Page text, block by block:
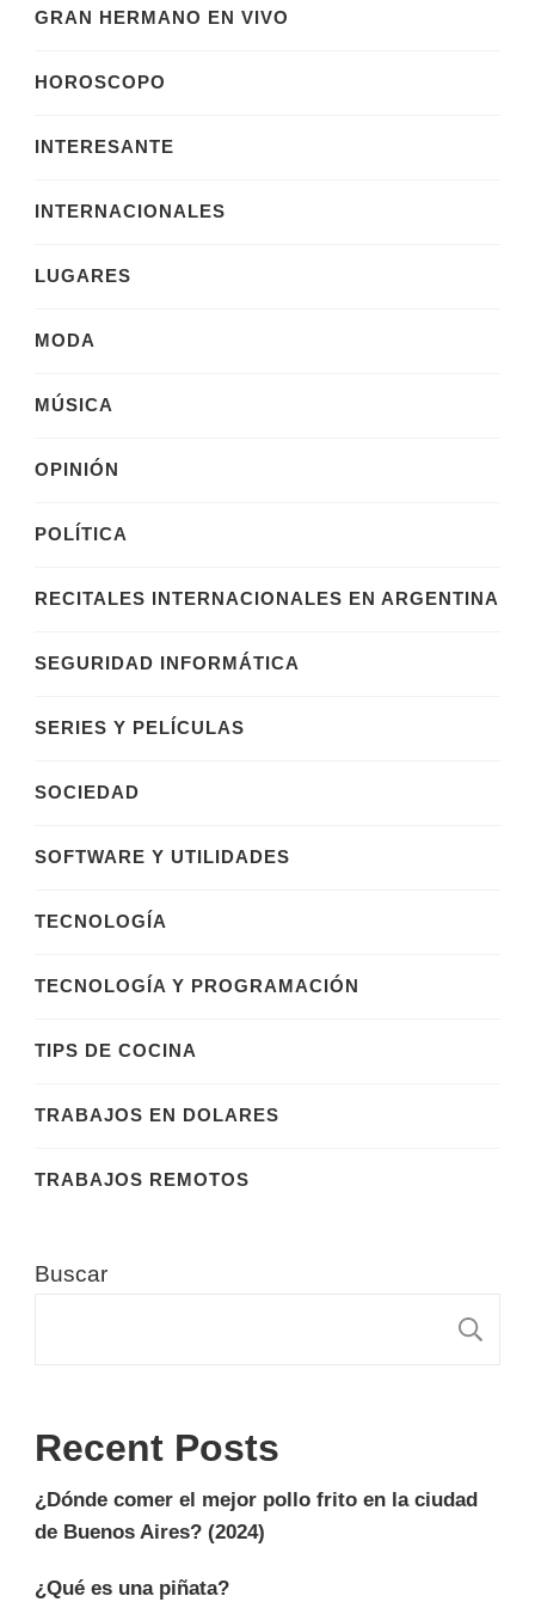
GRAN HERMANO EN VIVO
HOROSCOPO
INTERESANTE
INTERNACIONALES
LUGARES
MODA
MÚSICA
OPINIÓN
POLÍTICA
RECITALES INTERNACIONALES EN ARGENTINA
SEGURIDAD INFORMÁTICA
SERIES Y PELÍCULAS
SOCIEDAD
SOFTWARE Y UTILIDADES
TECNOLOGÍA
TECNOLOGÍA Y PROGRAMACIÓN
TIPS DE COCINA
TRABAJOS EN DOLARES
TRABAJOS REMOTOS
Buscar
Recent Posts
¿Dónde comer el mejor pollo frito en la ciudad
de Buenos Aires? (2024)
¿Qué es una piñata?